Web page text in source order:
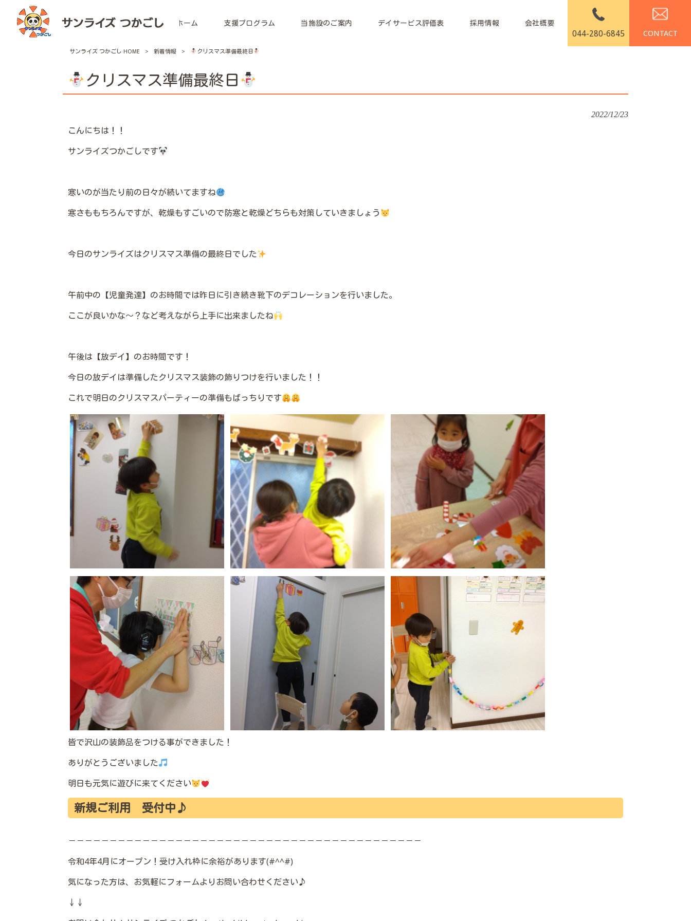
044-280-6845
ホーム 支援プログラム 当施設のご案内 デイサービス評価表 採用情報 会社概要
サンライズ つかごし HOME > 新着情報 > クリスマス準備最終日
クリスマス準備最終日
2022/12/23
こんにちは！！
サンライズつかごしです
寒いのが当たり前の日々が続いてますね
寒さももちろんですが、乾燥もすごいので防寒と乾燥どちらも対策していきましょう
今日のサンライズはクリスマス準備の最終日でした
午前中の【児童発達】のお時間では昨日に引き続き靴下のデコレーションを行いました。
ここが良いかな～？など考えながら上手に出来ましたね
午後は【放デイ】のお時間です！
今日の放デイは準備したクリスマス装飾の飾りつけを行いました！！
これで明日のクリスマスパーティーの準備もばっちりです
皆で沢山の装飾品をつける事ができました！
ありがとうございました
明日も元気に遊びに来てください
新規ご利用 受付中♪
－－－－－－－－－－－－－－－－－－－－－－－－－－－－－－－－－－－－－－－－－－－
令和4年4月にオープン！受け入れ枠に余裕があります(#^^#)
気になった方は、お気軽にフォームよりお問い合わせください♪
↓↓